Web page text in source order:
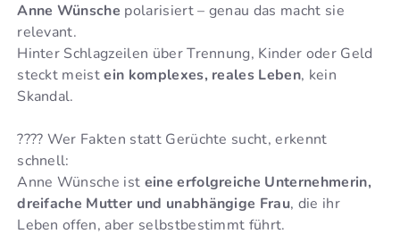
Anne Wünsche polarisiert – genau das macht sie
relevant.
Hinter Schlagzeilen über Trennung, Kinder oder Geld
steckt meistein komplexes, reales Leben, kein
Skandal.
???? Wer Fakten statt Gerüchte sucht, erkennt
schnell:
Anne Wünsche ist eine erfolgreiche Unternehmerin,
dreifache Mutter und unabhängige Frau, die ihr
Leben offen, aber selbstbestimmt führt.